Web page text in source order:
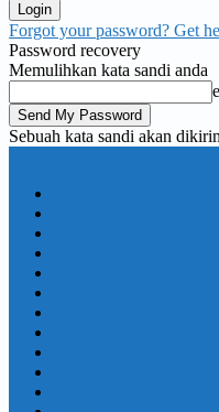
Forgot your password? Get
Password recovery
Memulihkan kata sandi anda
Sebuah kata sandi akan